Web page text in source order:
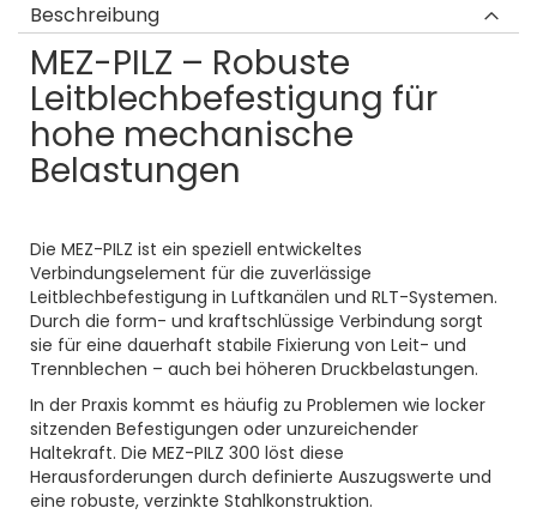
Beschreibung
MEZ-PILZ – Robuste
Leitblechbefestigung für
hohe mechanische
Belastungen
Die MEZ-PILZ ist ein speziell entwickeltes
Verbindungselement für die zuverlässige
Leitblechbefestigung in Luftkanälen und RLT-Systemen.
Durch die form- und kraftschlüssige Verbindung sorgt
sie für eine dauerhaft stabile Fixierung von Leit- und
Trennblechen – auch bei höheren Druckbelastungen.
In der Praxis kommt es häufig zu Problemen wie locker
sitzenden Befestigungen oder unzureichender
Haltekraft. Die MEZ-PILZ 300 löst diese
Herausforderungen durch definierte Auszugswerte und
eine robuste, verzinkte Stahlkonstruktion.